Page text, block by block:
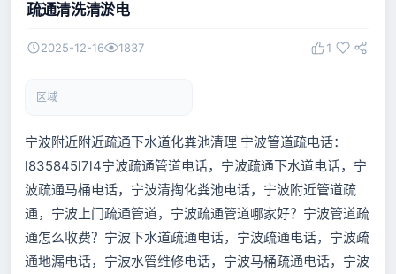
疏通清洗清淤电
2025-12-16 1837 1
区域
宁波附近附近疏通下水道化粪池清理 宁波管道疏电话：
l835845l7l4宁波疏通管道电话，宁波疏通下水道电话，宁
波疏通马桶电话，宁波清掏化粪池电话，宁波附近管道疏
通，宁波上门疏通管道，宁波疏通管道哪家好？宁波管道疏
通怎么收费？宁波下水道疏通电话，宁波疏通电话，宁波疏
通地漏电话，宁波水管维修电话，宁波马桶疏通电话，宁波